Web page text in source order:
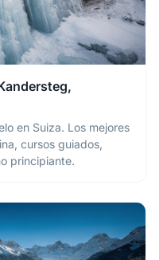
en Suiza. Los mejores
cursos guiados,
principiante.